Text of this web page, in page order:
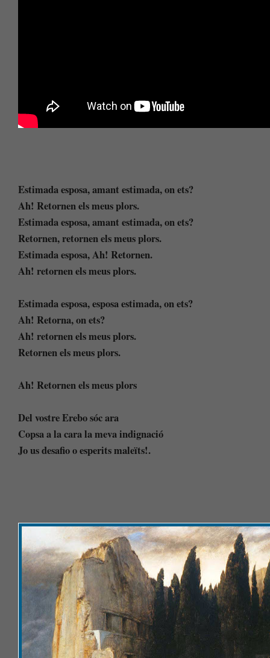
Estimada esposa, amant estimada, on ets?
Ah! Retornen els meus plors.
Estimada esposa, amant estimada, on ets?
Retornen, retornen els meus plors.
Estimada esposa, Ah! Retornen.
Ah! retornen els meus plors.
Estimada esposa, esposa estimada, on ets?
Ah! Retorna, on ets?
Ah! retornen els meus plors.
Retornen els meus plors.
Ah! Retornen els meus plors
Del vostre Erebo sóc ara
Copsa a la cara la meva indignació
Jo us desafio o esperits maleïts!.